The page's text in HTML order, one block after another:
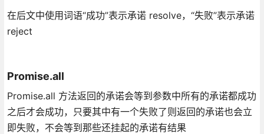
在后文中使用词语“成功”表示承诺 resolve，“失败”表示承诺
reject
Promise.all
Promise.all 方法返回的承诺会等到参数中所有的承诺都成功
之后才会成功，只要其中有一个失败了则返回的承诺也会立
即失败，不会等到那些还挂起的承诺有结果